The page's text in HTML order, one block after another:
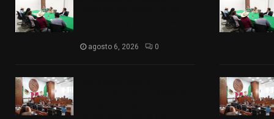
agosto 6, 2026 0